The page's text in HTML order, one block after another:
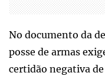
No documento da
posse de armas
certidão negativa